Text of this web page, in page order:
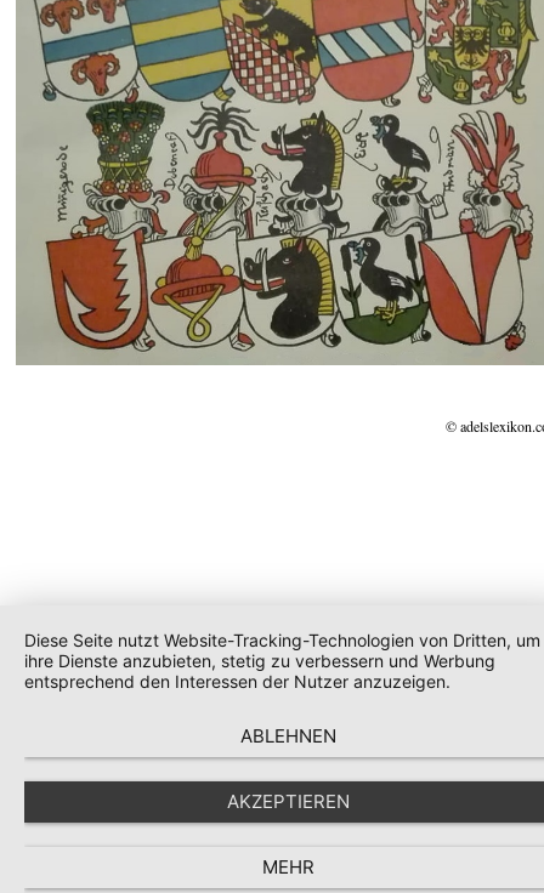
©
Diese Seite nutzt Website-Tracking-Technologien von Dritten, um
ihre Dienste anzubieten, stetig zu verbessern und Werbung
entsprechend den Interessen der Nutzer anzuzeigen.
ABLEHNEN
AKZEPTIEREN
MEHR